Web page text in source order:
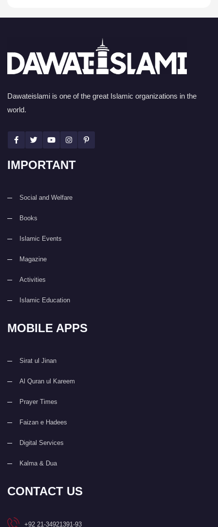
Dawateislami is one of the great Islamic organizations in the
world.
IMPORTANT
Social and Welfare
Books
Islamic Events
Magazine
Activities
Islamic Education
MOBILE APPS
Sirat ul Jinan
Al Quran ul Kareem
Prayer Times
Faizan e Hadees
Digital Services
Kalma & Dua
CONTACT US
+92 21-34921391-93